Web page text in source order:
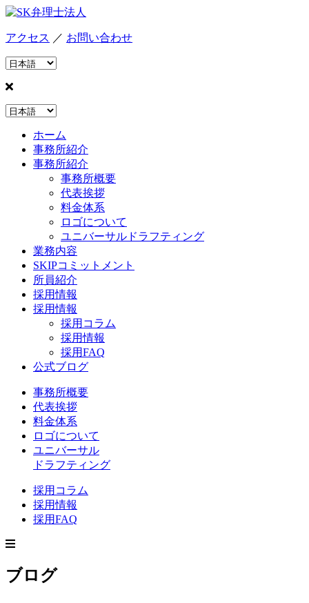
アクセス ／ お問い合わせ
ホーム
事務所紹介
事務所紹介
事務所概要
代表挨拶
料金体系
ロゴについて
ユニバーサルドラフティング
業務内容
SKIPコミットメント
所員紹介
採用情報
採用情報
採用コラム
採用情報
採用FAQ
公式ブログ
事務所概要
代表挨拶
料金体系
ロゴについて
ユニバーサル
ドラフティング
採用コラム
採用情報
採用FAQ
ブログ